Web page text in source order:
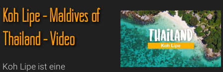
Koh Lipe - Maldives of
Thailand - Video
Koh Lipe ist eine